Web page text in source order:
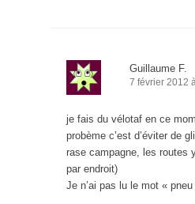
Guillaume F.
7 février 2012
je fais du vélotaf en ce
probème c’est d’éviter de
rase campagne, les routes
par endroit)
Je n’ai pas lu le mot «